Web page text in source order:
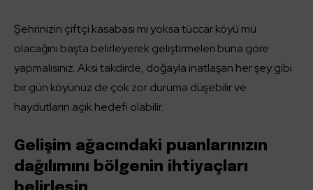
Şehrinizin çiftçi kasabası mı yoksa tüccar köyü mü
olacağını başta belirleyerek geliştirmeleri buna göre
yapmalısınız. Aksi takdirde, doğayla inatlaşan her şey gibi
bir gün köyünüz de çok zor duruma düşebilir ve
haydutların açık hedefi olabilir.
Gelişim ağacındaki puanlarınızın
dağılımını bölgenin ihtiyaçları